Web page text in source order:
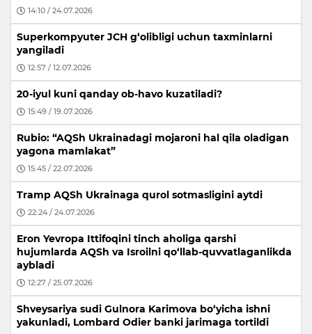
14:10 / 24.07.2026
Superkompyuter JCH g‘olibligi uchun taxminlarni
yangiladi
12:57 / 12.07.2026
20-iyul kuni qanday ob-havo kuzatiladi?
15:49 / 19.07.2026
Rubio: “AQSh Ukrainadagi mojaroni hal qila oladigan
yagona mamlakat”
15:45 / 22.07.2026
Tramp AQSh Ukrainaga qurol sotmasligini aytdi
22:24 / 24.07.2026
Eron Yevropa Ittifoqini tinch aholiga qarshi
hujumlarda AQSh va Isroilni qo‘llab-quvvatlaganlikda
aybladi
12:27 / 25.07.2026
Shveysariya sudi Gulnora Karimova bo‘yicha ishni
yakunladi, Lombard Odier banki jarimaga tortildi